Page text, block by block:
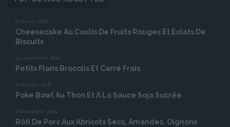
6 février 2026
Cheesecake Au Coulis De Fruits Rouges Et Éclats De
Biscuits
14 novembre 2024
Petits Flans Brocolis Et Carré Frais
20 février 2026
Poke Bowl Au Thon Et À La Sauce Soja Sucrée
6 novembre 2025
Rôti De Porc Aux Abricots Secs, Amandes, Oignons